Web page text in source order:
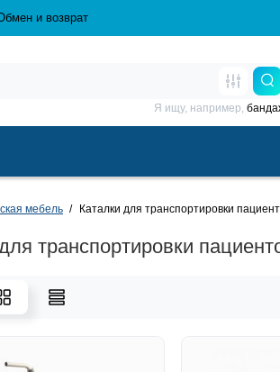
и возврат
Я ищу, например,
мебель Каталки для транспортировки
транспортировки